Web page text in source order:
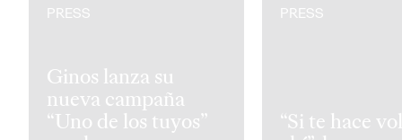
PRESS
Ginos lanza su
nueva campaña
“Uno de los tuyos”
PRESS
“Si te hace